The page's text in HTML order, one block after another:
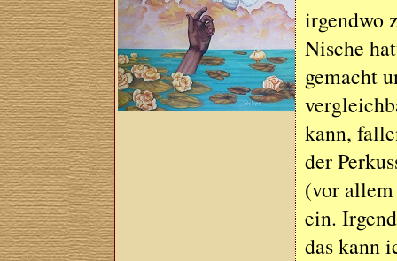
irgendwo
Nische
gemacht
kann,
der
(vor
ein.
das kann